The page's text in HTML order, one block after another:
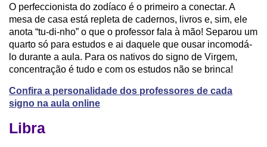
O perfeccionista do zodíaco é o primeiro a conectar. A
mesa de casa está repleta de cadernos, livros e, sim, ele
anota “tu-di-nho” o que o professor fala à mão! Separou um
quarto só para estudos e ai daquele que ousar incomodá-
lo durante a aula. Para os nativos do signo de Virgem,
concentração é tudo e com os estudos não se brinca!
Confira a personalidade dos professores de cada
signo na aula online
Libra